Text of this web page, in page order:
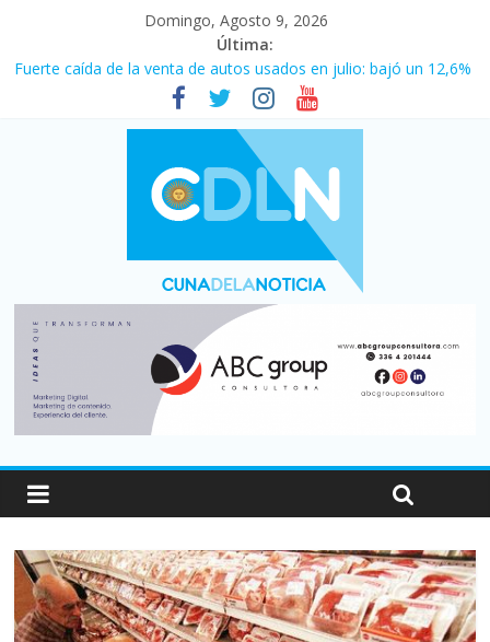
Domingo, Agosto 9, 2026
Última:
Fuerte caída de la venta de autos usados en julio: bajó un 12,6%
Central venció 1 a 0 al River de Coudet en el Monumental
La morosidad alcanzó su nivel más alto en dos décadas y ya
afecta a 400 mil deudores en Santa Fe
Desde que asumió Milei cerraron 41.000 kioscos: el sector
denuncia crisis como en 2001
Vacaciones de invierno con más movimiento y consumo
turístico: 4,6 millones de personas viajaron por el país, un 5,9%